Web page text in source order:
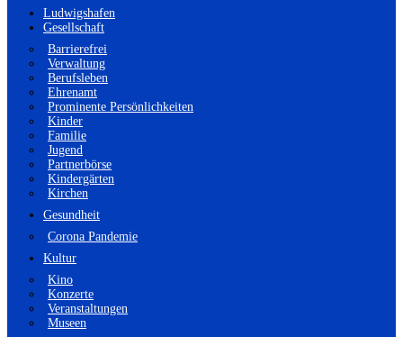
Ludwigshafen
Gesellschaft
Barrierefrei
Verwaltung
Berufsleben
Ehrenamt
Prominente Persönlichkeiten
Kinder
Familie
Jugend
Partnerbörse
Kindergärten
Kirchen
Gesundheit
Corona Pandemie
Kultur
Kino
Konzerte
Veranstaltungen
Museen